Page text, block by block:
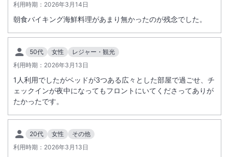
ホテル電気設備更新工事に伴う全館休館のお知らせ
電気設備更新工事を実施いたします。
す。
【全館休業期間】
2027 年 2 月 28 日(日)~3 月 2 日(火)
※2 月 28 日の朝食営業は通常どおり実施いたします。
※2027 年 3 月 3 日(水)、15 時より営業を再開いたします。
利用時期： 2026年3月14日
朝食バイキング海鮮料理があまり無かったのが残念でした。
50代 女性
レジャー・観光
利用時期： 2026年3月13日
1人利用でしたがベッドが3つある広々とした部屋で過ごせ、チ
ェックインが夜中になってもフロントにいてくださってありが
たかったです。
20代 女性
その他
利用時期： 2026年3月13日